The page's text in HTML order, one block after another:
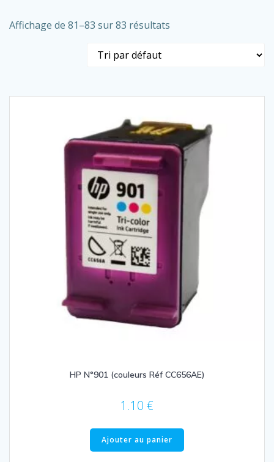
Affichage de 81–83 sur 83 résultats
HP N°901 (couleurs Réf CC656AE)
1.10 €
Ajouter au panier